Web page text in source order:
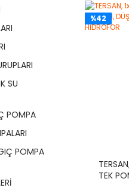
SU
POMPA
POMPA
%42
TEK